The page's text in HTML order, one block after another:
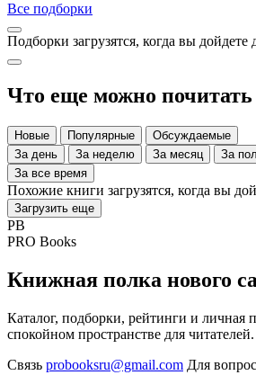
Все подборки
Подборки загрузятся, когда вы дойдете
Что еще можно почитать
Новые Популярные
Обсуждаемые
За день
За неделю За месяц За
За все время
Похожие книги загрузятся, когда вы
Загрузить еще
PB
PRO Books
Книжная полка нового
Каталог, подборки, рейтинги и личная
спокойном пространстве для читателей.
Связь probooksru@gmail.com Для